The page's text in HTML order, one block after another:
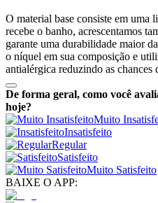
O material base consiste em uma
recebe o banho, acrescentamos
garante uma durabilidade maior
o níquel em sua composição e
antialérgica reduzindo as chances
De forma geral, como você
hoje?
Muito
Insatisfeito
Regular
Satisfeito
Muito Satisfeito
BAIXE O APP: